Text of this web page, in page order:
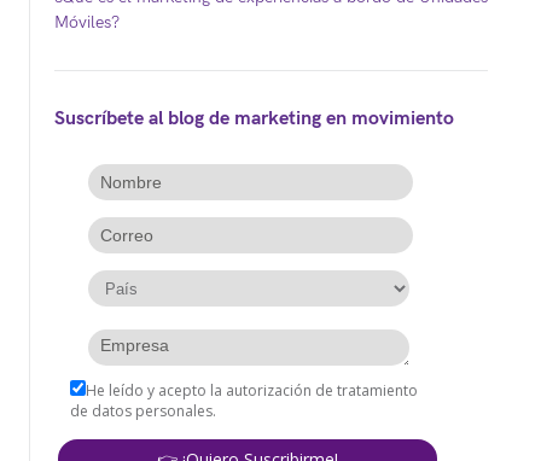
Móviles?
Suscríbete al blog de marketing en movimiento